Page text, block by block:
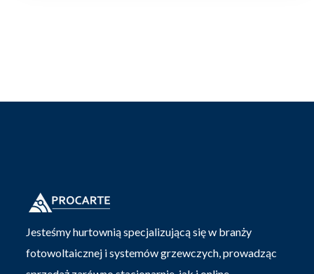
Jesteśmy hurtownią specjalizującą się w branży
fotowoltaicznej i systemów grzewczych, prowadząc